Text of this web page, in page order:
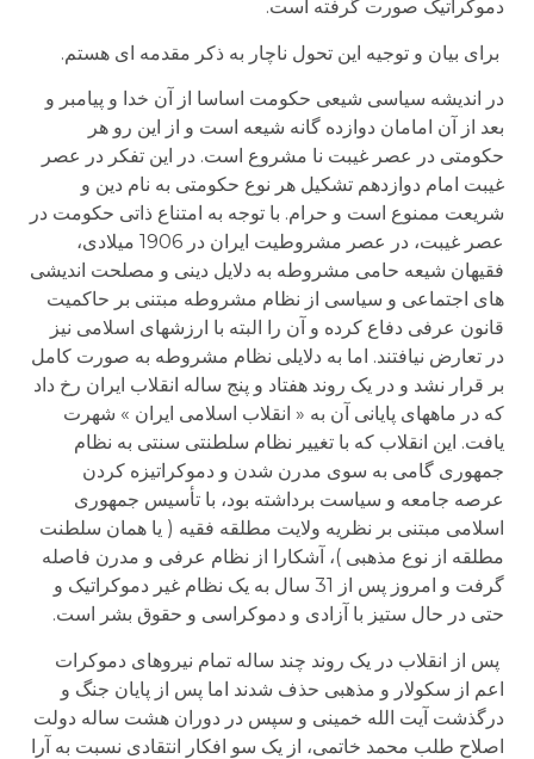
دموکراتیک صورت گرفته است.
برای بیان و توجیه این تحول ناچار به ذکر مقدمه ای هستم.
در اندیشه سیاسی شیعی حکومت اساسا از آن خدا و پیامبر و
بعد از آن امامان دوازده گانه شیعه است و از این رو هر
حکومتی در عصر غیبت نا مشروع است. در این تفکر در عصر
غیبت امام دوازدهم تشکیل هر نوع حکومتی به نام دین و
شریعت ممنوع است و حرام. با توجه به امتناع ذاتی حکومت در
عصر غیبت، در عصر مشروطیت ایران در 1906 میلادی،
فقیهان شیعه حامی مشروطه به دلایل دینی و مصلحت اندیشی
های اجتماعی و سیاسی از نظام مشروطه مبتنی بر حاکمیت
قانون عرفی دفاع کرده و آن را البته با ارزشهای اسلامی نیز
در تعارض نیافتند. اما به دلایلی نظام مشروطه به صورت کامل
بر قرار نشد و در یک روند هفتاد و پنج ساله انقلاب ایران رخ داد
که در ماههای پایانی آن به « انقلاب اسلامی ایران » شهرت
یافت. این انقلاب که با تغییر نظام سلطنتی سنتی به نظام
جمهوری گامی به سوی مدرن شدن و دموکراتیزه کردن
عرصه جامعه و سیاست برداشته بود، با تأسیس جمهوری
اسلامی مبتنی بر نظریه ولایت مطلقه فقیه ( یا همان سلطنت
مطلقه از نوع مذهبی )، آشکارا از نظام عرفی و مدرن فاصله
گرفت و امروز پس از 31 سال به یک نظام غیر دموکراتیک و
حتی در حال ستیز با آزادی و دموکراسی و حقوق بشر است.
پس از انقلاب در یک روند چند ساله تمام نیروهای دموکرات
اعم از سکولار و مذهبی حذف شدند اما پس از پایان جنگ و
درگذشت آیت الله خمینی و سپس در دوران هشت ساله دولت
اصلاح طلب محمد خاتمی، از یک سو افکار انتقادی نسبت به آرا